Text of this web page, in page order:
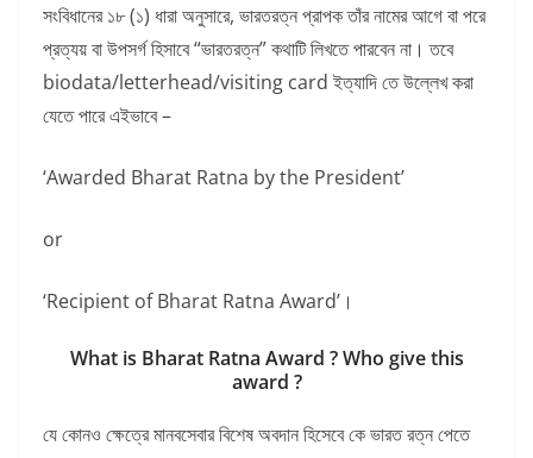
সংবিধানের ১৮ (১) ধারা অনুসারে, ভারতরত্ন প্রাপক তাঁর নামের আগে বা পরে
প্রত্যয় বা উপসর্গ হিসাবে “ভারতরত্ন” কথাটি লিখতে পারবেন না। তবে
biodata/letterhead/visiting card ইত্যাদি তে উল্লেখ করা
যেতে পারে এইভাবে –
‘Awarded Bharat Ratna by the President’
or
‘Recipient of Bharat Ratna Award’।
What is Bharat Ratna Award ? Who give this
award ?
যে কোনও ক্ষেত্রে মানবসেবার বিশেষ অবদান হিসেবে কে ভারত রত্ন পেতে